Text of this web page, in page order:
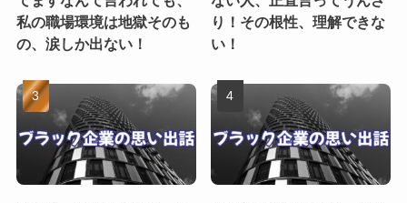
私の職場環境は地獄そのも
の、涙しか出ない！
り！その根性、理解できな
い！